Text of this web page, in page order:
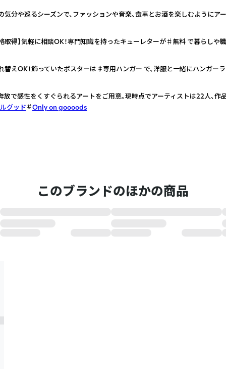
気分や巡るシーズンで、ファッションや音楽、食事とお酒を楽しむようにア
取得】気軽に相談OK！専門知識を持ったキューレターが♯無料 で暮らしや
替えOK！飾っていたポスターは♯専用ハンガー で、洋服と一緒にハンガー
放で感性をくすぐられるアートをご用意。現時点でアーティストは22人、作
グッド
Only on goooods
このブランドのほかの商品